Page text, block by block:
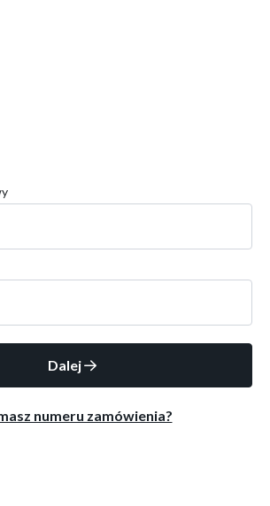
Dalej
numeru zamówienia?